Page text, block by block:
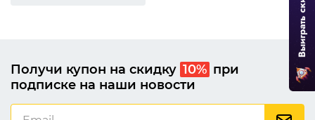
Получи купон на скидку 10% при
подписке на наши новости